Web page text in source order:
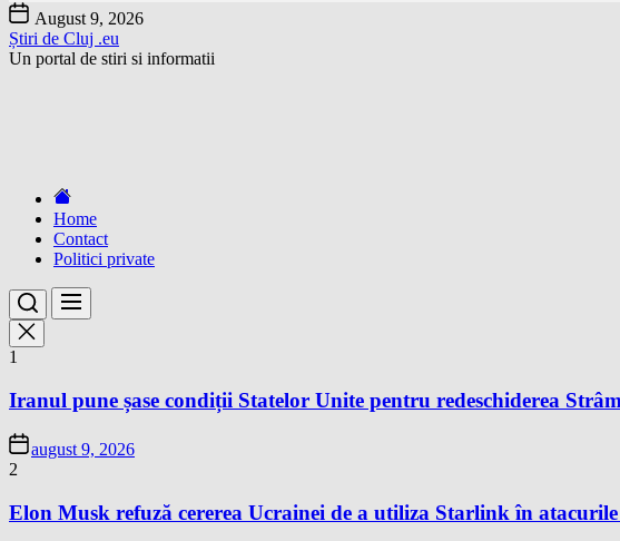
Skip
to
the
content
August 9, 2026
Știri de Cluj .eu
Un portal de stiri si informatii
Home
Contact
Politici private
1
Iranul pune șase condiții Statelor Unite pentru redeschiderea
august 9, 2026
2
Elon Musk refuză cererea Ucrainei de a utiliza Starlink în